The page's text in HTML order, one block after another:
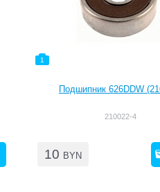
1
Подшипник 626DDW
210022-4
10 BYN